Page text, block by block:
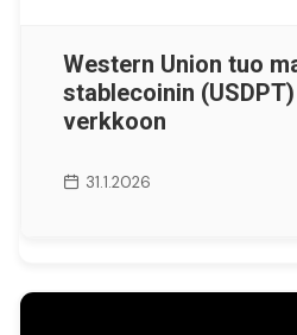
Western Union tuo
stablecoinin
verkkoon
31.1.2026